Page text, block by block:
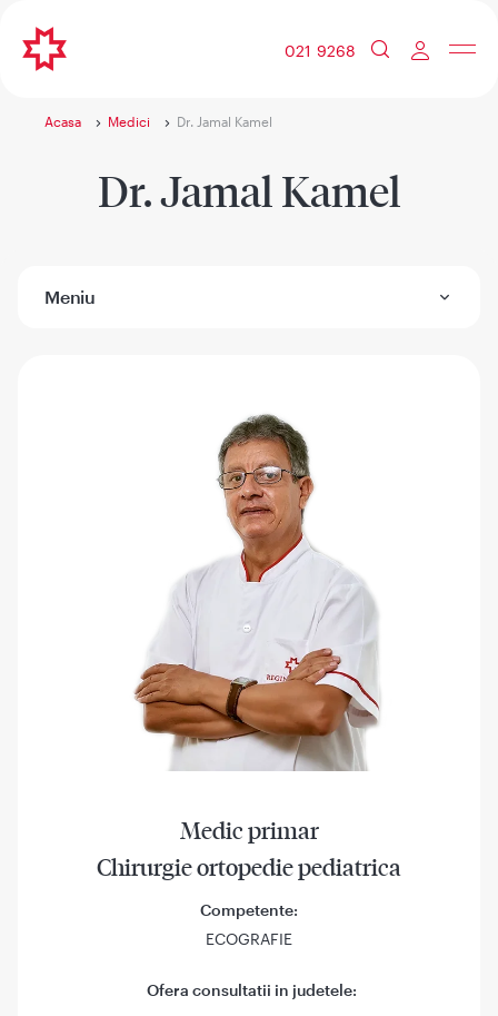
021 9268
Acasa Medici Dr. Jamal Kamel
Dr. Jamal Kamel
Meniu
Medic primar
Chirurgie ortopedie pediatrica
Competente:
ECOGRAFIE
Ofera consultatii in judetele: